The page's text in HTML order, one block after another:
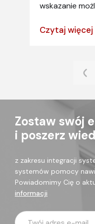
wskazanie
Czytaj więcej
Zostaw swój
i poszerz
z zakresu integracji
systemów pomocy
Powiadomimy Cię o
informacji
Twój adres e-mail